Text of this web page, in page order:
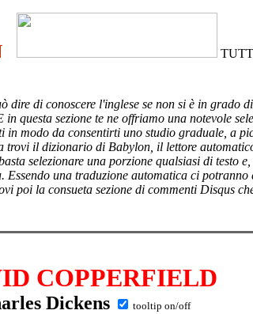
dire di conoscere l'inglese se non si è in grado
in questa sezione te ne offriamo una notevole
in modo da consentirti uno studio graduale, a
trovi il dizionario di Babylon, il lettore
selezionare una porzione qualsiasi di testo
Essendo una traduzione automatica ci
poi la consueta sezione di commenti Disqus
COPPERFIELD
Dickens tooltip on/off